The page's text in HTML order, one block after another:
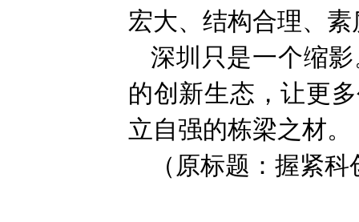
宏大、结构合理、
深圳只是一个缩
的创新生态，让更
立自强的栋梁之材。
（原标题：握紧